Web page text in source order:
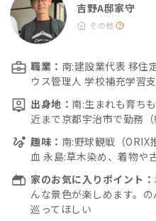
吉野A邸家守
その他
職業： 南:建設業代表 移住
ウス管理人 学校補充学習
出身地： 南:生まれも育ち
近まで京都宇治市で勤務（
趣味： 南:野球観戦（
血 永島:草木染め、着物や
家のお気に入りポイント：
んな景色が楽しめます。
巡ってほしい